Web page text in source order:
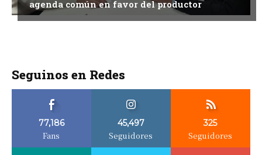
agenda común en favor del productor
Seguinos en Redes
77,186
Fans
45,497
Seguidores
325
Seguidores